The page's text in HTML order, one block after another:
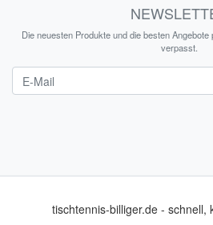
Die neuesten Produkte und die besten
verpasst.
tischtennis-billiger.de - schnell,